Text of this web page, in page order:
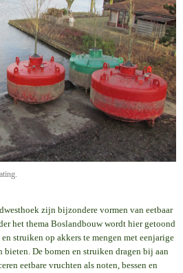
zijn bijzondere vormen van eetbaar
het thema Boslandbouw wordt hier getoond
struiken op akkers te mengen met eenjarige
bieten. De bomen en struiken dragen bij aan
eetbare vruchten als noten, bessen en